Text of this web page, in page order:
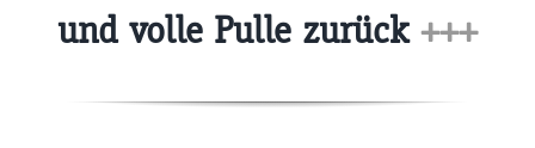
und volle Pulle zurück +++